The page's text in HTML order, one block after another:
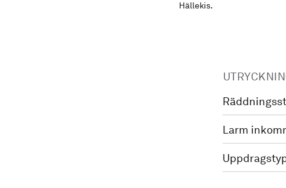
Hällekis.
Larm